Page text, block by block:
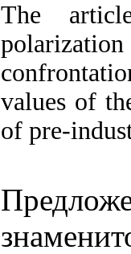
The
values of
of pre-